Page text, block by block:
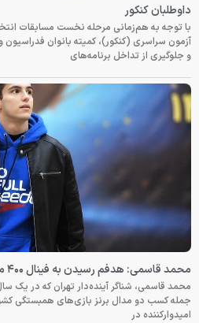
داوطلبان کنکور
با توجه به هم‌زمانی مرحله نخست مسابقات
آزمون سراسری (کنکور)، کمیته بانوان فدراسیون
و جلوگیری از تداخل برنامه‌های
محمد قاسمی: هدفم رسیدن به فینال ۴۰۰ متر بازی‌های آسیایی ناگویاست
محمد قاسمی، شناگر آینده‌دار تهران که در یک
جمله کسب دو مدال برنز بازی‌های همبستگی
امیدوارکننده در